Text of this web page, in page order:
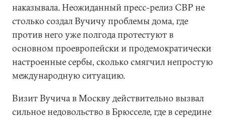
наказывала. Неожиданный пресс-релиз СВР не
столько создал Вучичу проблемы дома, где
против него уже полгода протестуют в
основном проевропейски и продемократически
настроенные сербы, сколько смягчил непростую
международную ситуацию.
Визит Вучича в Москву действительно вызвал
сильное недовольство в Брюсселе, где в середине